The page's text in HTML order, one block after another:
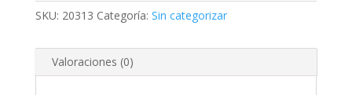
SKU: 20313 Categoría: Sin categorizar
Valoraciones (0)